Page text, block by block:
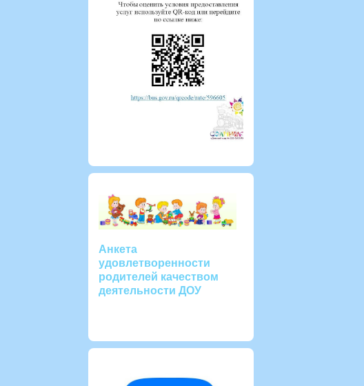
Анкета
удовлетворенности
родителей качеством
деятельности ДОУ